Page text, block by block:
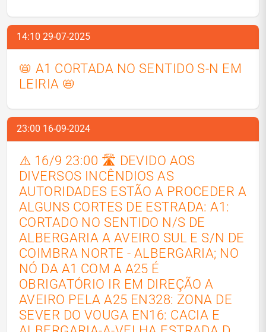
14:10 29-07-2025
📛 A1 CORTADA NO SENTIDO S-N EM
LEIRIA 📛
23:00 16-09-2024
⚠️ 16/9 23:00 🛣️ DEVIDO AOS
DIVERSOS INCÊNDIOS AS
AUTORIDADES ESTÃO A PROCEDER A
ALGUNS CORTES DE ESTRADA: A1:
CORTADO NO SENTIDO N/S DE
ALBERGARIA A AVEIRO SUL E S/N DE
COIMBRA NORTE - ALBERGARIA; NO
NÓ DA A1 COM A A25 É
OBRIGATÓRIO IR EM DIREÇÃO A
AVEIRO PELA A25 EN328: ZONA DE
SEVER DO VOUGA EN16: CACIA E